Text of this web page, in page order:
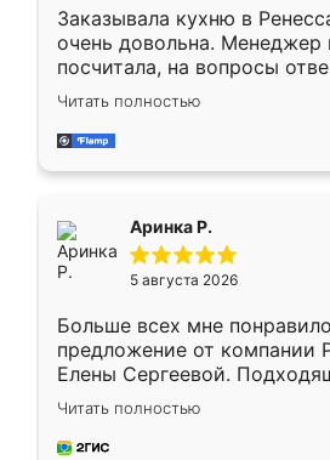
Заказывала кухню в
очень довольна. Менеджер
посчитала, на вопросы
Замерщик приехал в
делу со всей
за день, ребята работали
Читать полностью
Аринка Р.
5 августа 2026
Больше всех мне
предложение от компании
Елены Сергеевой.
короткие сроки
для замера сотрудник
предложил по моему
Читать полностью